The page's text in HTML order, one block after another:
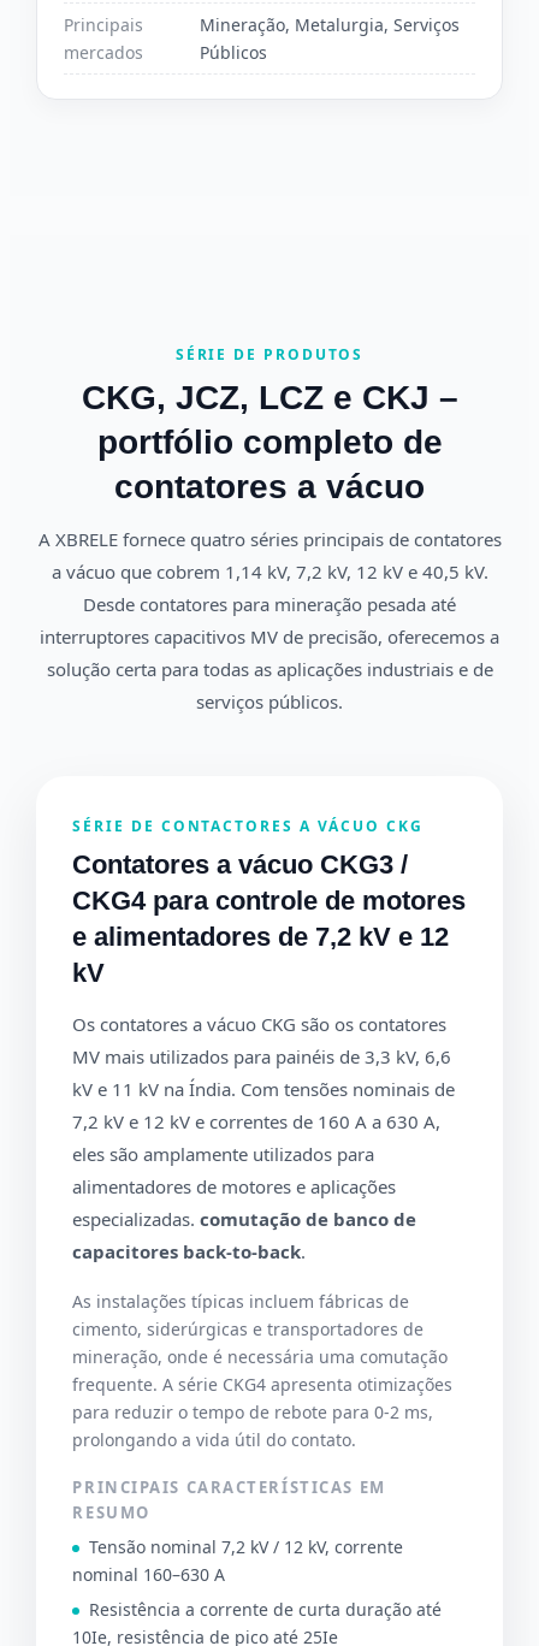
Principais
mercados
Mineração, Metalurgia, Serviços
Públicos
SÉRIE DE PRODUTOS
CKG, JCZ, LCZ e CKJ –
portfólio completo de
contatores a vácuo
A XBRELE fornece quatro séries principais de contatores
a vácuo que cobrem 1,14 kV, 7,2 kV, 12 kV e 40,5 kV.
Desde contatores para mineração pesada até
interruptores capacitivos MV de precisão, oferecemos a
solução certa para todas as aplicações industriais e de
serviços públicos.
SÉRIE DE CONTACTORES A VÁCUO CKG
Contatores a vácuo CKG3 /
CKG4 para controle de motores
e alimentadores de 7,2 kV e 12
kV
Os contatores a vácuo CKG são os contatores
MV mais utilizados para painéis de 3,3 kV, 6,6
kV e 11 kV na Índia. Com tensões nominais de
7,2 kV e 12 kV e correntes de 160 A a 630 A,
eles são amplamente utilizados para
alimentadores de motores e aplicações
especializadas.comutação de banco de
capacitores back-to-back.
As instalações típicas incluem fábricas de
cimento, siderúrgicas e transportadores de
mineração, onde é necessária uma comutação
frequente. A série CKG4 apresenta otimizações
para reduzir o tempo de rebote para 0-2 ms,
prolongando a vida útil do contato.
PRINCIPAIS CARACTERÍSTICAS EM
RESUMO
Tensão nominal 7,2 kV / 12 kV, corrente
nominal 160–630 A
Resistência a corrente de curta duração até
10Ie, resistência de pico até 25Ie